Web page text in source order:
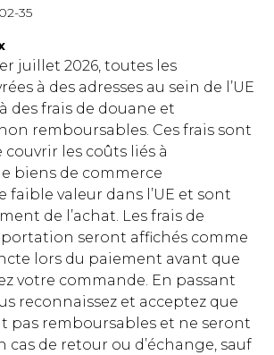
35
juillet 2026, toutes les
à des adresses au sein de l’UE
des frais de douane et
remboursables. Ces frais sont
les coûts liés à
biens de commerce
faible valeur dans l’UE et sont
de l’achat. Les frais de
seront affichés comme
lors du paiement avant que
votre commande. En passant
reconnaissez et acceptez que
pas remboursables et ne seront
cas de retour ou d’échange, sauf